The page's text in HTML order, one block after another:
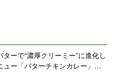
ターで“濃厚クリーミー”に進化し
ュー「バターチキンカレー」